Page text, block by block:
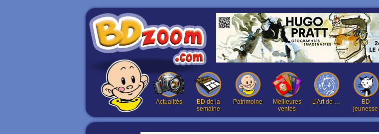
Actualités
BD de la
semaine
Patrimoine
Meilleures
ventes
L’Art de …
BD
jeunesse